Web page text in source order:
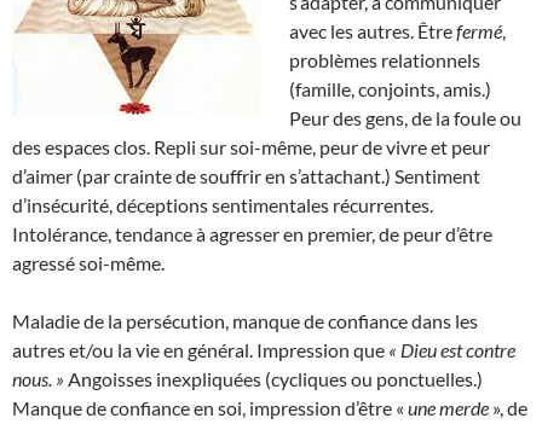
avec les autres. Êtrefermé,
problèmes relationnels
(famille, conjoints, amis.)
Peur des gens, de la foule ou
des espaces clos. Repli sur soi-même, peur de vivre et peur
d’aimer (par crainte de souffrir en s’attachant.) Sentiment
d’insécurité, déceptions sentimentales récurrentes.
Intolérance, tendance à agresser en premier, de peur d’être
agressé soi-même.
Maladie de la persécution, manque de confiance dans les
autres et/ou la vie en général. Impression que « Dieu est contre
nous. » Angoisses inexpliquées (cycliques ou ponctuelles.)
Manque de confiance en soi, impression d’être « une merde », de